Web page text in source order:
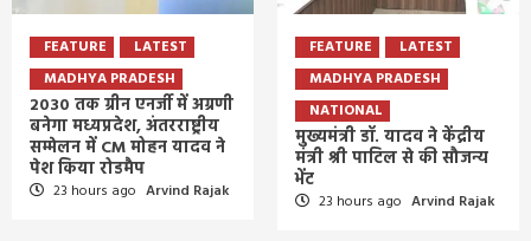
FEATURE
LATEST
MADHYA PRADESH
2030 तक ग्रीन एनर्जी में अग्रणी
बनेगा मध्यप्रदेश, अंतरराष्ट्रीय
सम्मेलन में CM मोहन यादव ने
पेश किया रोडमैप
23 hours ago Arvind Rajak
FEATURE
LATEST
MADHYA PRADESH
NATIONAL
मुख्यमंत्री डॉ. यादव ने केंद्रीय
मंत्री श्री पाटिल से की सौजन्य
भेंट
23 hours ago Arvind Rajak